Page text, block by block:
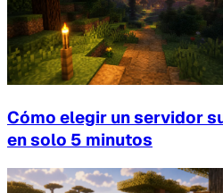
Cómo elegir un servidor
en solo 5 minutos